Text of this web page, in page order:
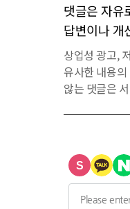
댓글은 자유
답변이나 개
상업성 광고,
유사한 내용
않는 댓글은